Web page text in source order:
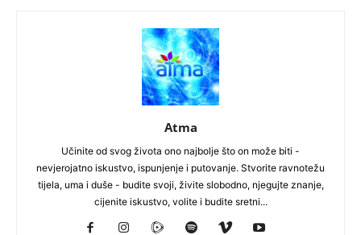
Atma
Učinite od svog života ono najbolje što on može biti -
nevjerojatno iskustvo, ispunjenje i putovanje. Stvorite ravnotežu
tijela, uma i duše - budite svoji, živite slobodno, njegujte znanje,
cijenite iskustvo, volite i budite sretni...